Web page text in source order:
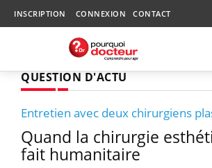
INSCRIPTION CONNEXION CONTACT
QUESTION D'ACTU
Entretien avec deux chirurgiens
Quand la chirurgie
fait humanitaire